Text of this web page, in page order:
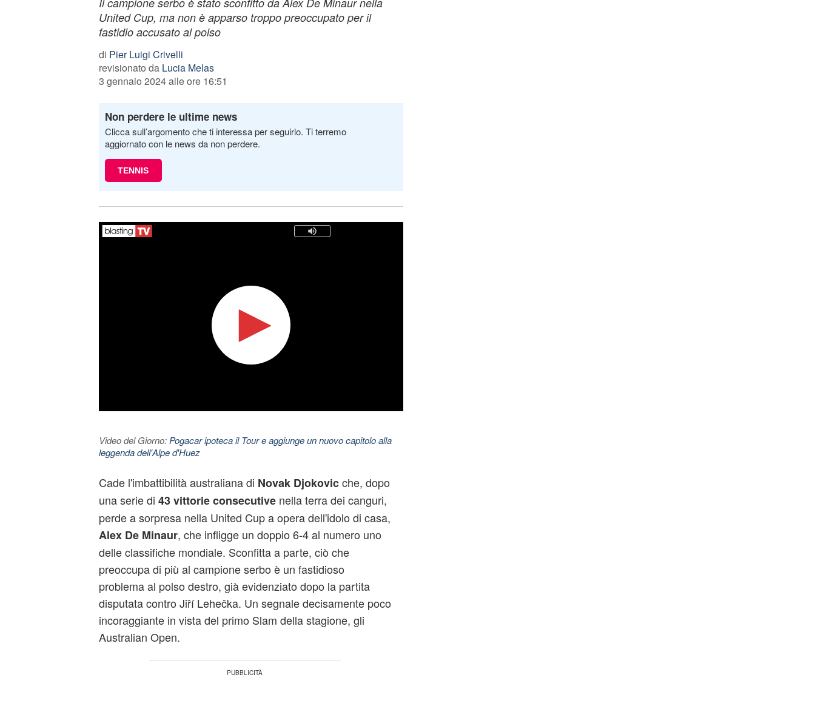
United Cup, ma non è apparso troppo preoccupato per il
fastidio accusato al polso
di Pier Luigi Crivelli
revisionato da Lucia Melas
3 gennaio 2024 alle ore 16:51
Non perdere le ultime news
Clicca sull’argomento che ti interessa per seguirlo. Ti terremo
aggiornato con le news da non perdere.
TENNIS
Video del Giorno: Pogacar ipoteca il Tour e aggiunge un nuovo capitolo alla
leggenda dell'Alpe d'Huez
Cade l'imbattibilità australiana di Novak Djokovicche, dopo
una serie di 43 vittorie consecutivenella terra dei canguri,
perde a sorpresa nella United Cup a opera dell'idolo di casa,
Alex De Minaur, che infligge un doppio 6-4 al numero uno
delle classifiche mondiale. Sconfitta a parte, ciò che
preoccupa di più al campione serbo è un fastidioso
problema al polso destro, già evidenziato dopo la partita
disputata contro Jiří Lehečka. Un segnale decisamente poco
incoraggiante in vista del primo Slam della stagione, gli
Australian Open.